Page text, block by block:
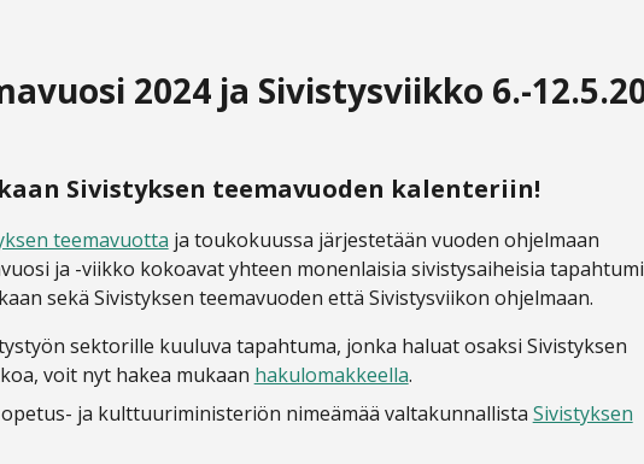
2024 ja Sivistysviikko 6.-
Sivistyksen teemavuoden kalenteriin!
teemavuotta ja toukokuussa järjestetään vuoden ohjelmaan
ja -viikko kokoavat yhteen monenlaisia sivistysaiheisia
sekä Sivistyksen teemavuoden että Sivistysviikon ohjelmaan.
sektorille kuuluva tapahtuma, jonka haluat osaksi Sivistyksen
voit nyt hakea mukaan hakulomakkeella.
ja kulttuuriministeriön nimeämää valtakunnallista Sivistyksen